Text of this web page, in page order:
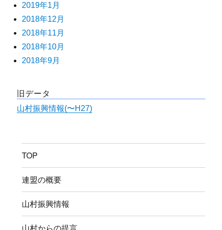
2019年1月
2018年12月
2018年11月
2018年10月
2018年9月
旧データ
山村振興情報(〜H27)
TOP
連盟の概要
山村振興情報